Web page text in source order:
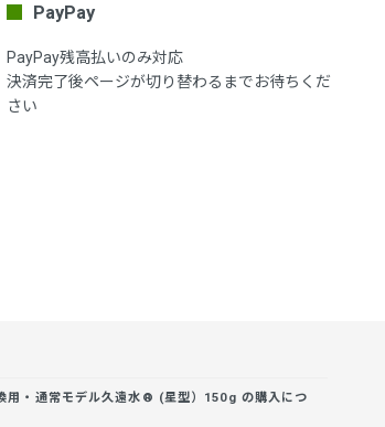
PayPay
PayPay残高払いのみ対応
決済完了後ページが切り替わるまでお待ちくだ
さい
用・通常モデル久遠水® (星型）150g の購入につ